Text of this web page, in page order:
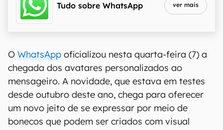
Tudo sobre WhatsApp ver mais
O WhatsApp oficializou nesta quarta-feira (7) a
chegada dos avatares personalizados ao
mensageiro. A novidade, que estava em testes
desde outubro deste ano, chega para oferecer
um novo jeito de se expressar por meio de
bonecos que podem ser criados com visual